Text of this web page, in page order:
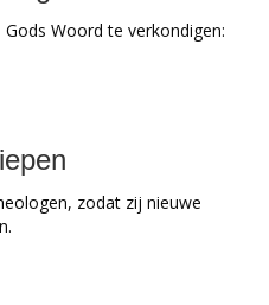
Woord te verkondigen:
zodat zij nieuwe